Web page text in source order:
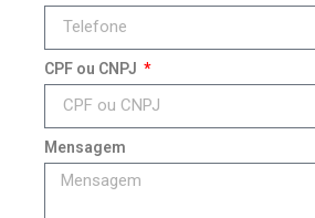
CPF ou CNPJ
Mensagem